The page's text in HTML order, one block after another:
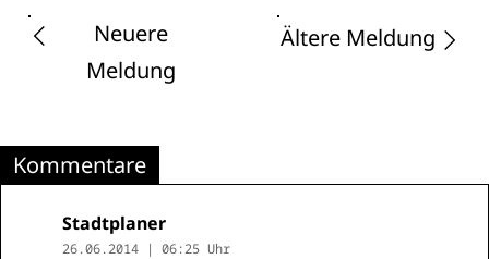
Neuere
Meldung
Ältere Meldung
Kommentare
Stadtplaner
26.06.2014 | 06:25 Uhr